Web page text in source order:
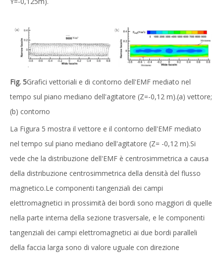
Fig. 5Grafici vettoriali e di contorno dell'EMF mediato nel
tempo sul piano mediano dell'agitatore (Z=-0,12 m).(a) vettore;
(b) contorno
La Figura 5 mostra il vettore e il contorno dell'EMF mediato
nel tempo sul piano mediano dell'agitatore (Z= -0,12 m).Si
vede che la distribuzione dell'EMF è centrosimmetrica a causa
della distribuzione centrosimmetrica della densità del flusso
magnetico.Le componenti tangenziali dei campi
elettromagnetici in prossimità dei bordi sono maggiori di quelle
nella parte interna della sezione trasversale, e le componenti
tangenziali dei campi elettromagnetici ai due bordi paralleli
della faccia larga sono di valore uguale con direzione